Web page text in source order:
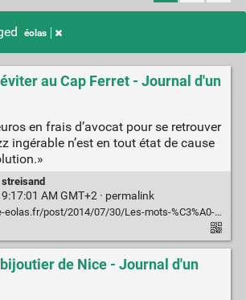
éolas
au Cap Ferret - Journal d'un
en frais d’avocat pour se retrouver
ingérable n’est en tout état de cause
streisand
AM GMT+2 · permalink
2014/07/30/Les-mots-%C3%A0-%C3%A9viter-au-Cap-Ferret
de Nice - Journal d'un